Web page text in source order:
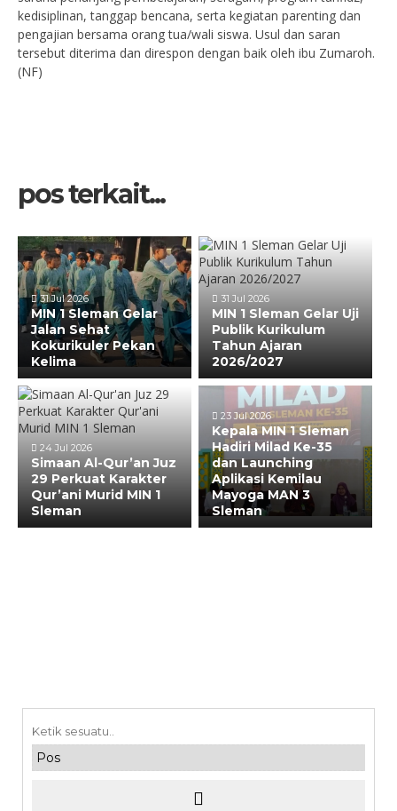
kedisiplinan, tanggap bencana, serta kegiatan parenting dan
pengajian bersama orang tua/wali siswa. Usul dan saran
tersebut diterima dan direspon dengan baik oleh ibu Zumaroh.
(NF)
pos terkait...
31 Jul 2026
MIN 1 Sleman Gelar
Jalan Sehat
Kokurikuler Pekan
Kelima
31 Jul 2026
MIN 1 Sleman Gelar Uji
Publik Kurikulum
Tahun Ajaran
2026/2027
24 Jul 2026
Simaan Al-Qur’an Juz
29 Perkuat Karakter
Qur’ani Murid MIN 1
Sleman
23 Jul 2026
Kepala MIN 1 Sleman
Hadiri Milad Ke-35
dan Launching
Aplikasi Kemilau
Mayoga MAN 3
Sleman